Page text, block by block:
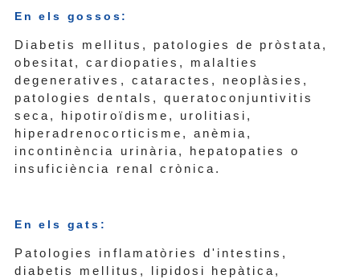
En els gossos:
Diabetis mellitus, patologies de pròstata,
obesitat, cardiopaties, malalties
degeneratives, cataractes, neoplàsies,
patologies dentals, queratoconjuntivitis
seca, hipotiroïdisme, urolitiasi,
hiperadrenocorticisme, anèmia,
incontinència urinària, hepatopaties o
insuficiència renal crònica.
En els gats:
Patologies inflamatòries d'intestins,
diabetis mellitus, lipidosi hepàtica,